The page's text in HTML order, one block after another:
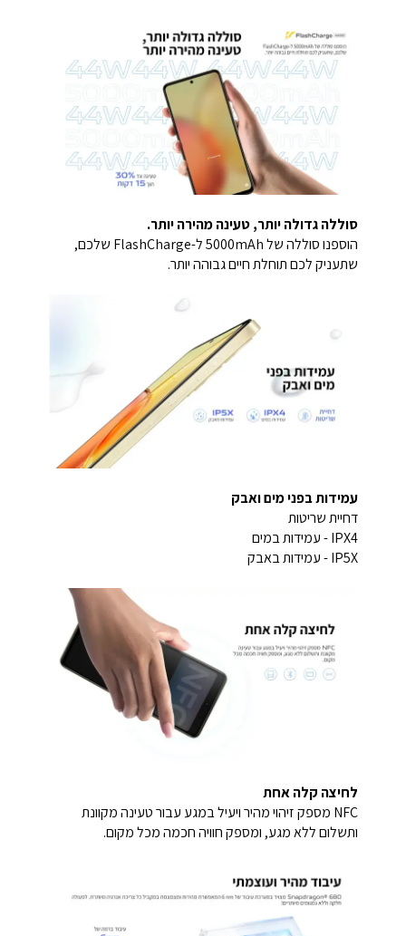
סוללה גדולה יותר, טעינה מהירה יותר.
הוספנו סוללה של 5000mAh ל-FlashCharge שלכם,
שתעניק לכם תוחלת חיים גבוהה יותר.
עמידות בפני מים ואבק
דחיית שריטות
IPX4 - עמידות במים
IP5X - עמידות באבק
לחיצה קלה אחת
NFC מספק זיהוי מהיר ויעיל במגע עבור טעינה מקוונת
ותשלום ללא מגע, ומספק חוויה חכמה מכל מקום.